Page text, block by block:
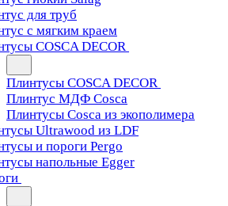
для труб
с мягким краем
COSCA DECOR
Плинтусы COSCA DECOR
Плинтус МДФ Cosca
Плинтусы Cosca из экополимера
Ultrawood из LDF
и пороги Pergo
напольные Egger